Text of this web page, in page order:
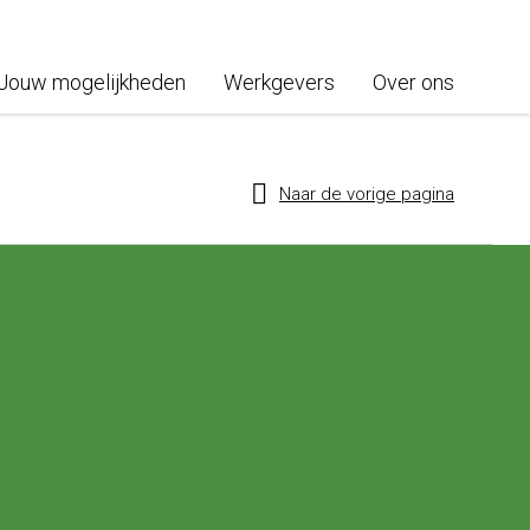
mogelijkheden Werkgevers Over ons
Naar de vorige pagina